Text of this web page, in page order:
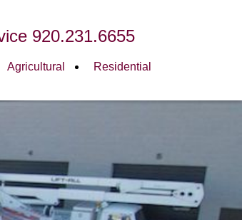
920.231.6655
Agricultural Residential